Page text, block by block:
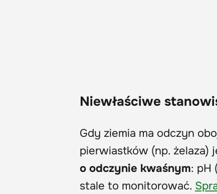
Niewłaściwe
Gdy ziemia ma odczyn
pierwiastków (np. żelaza)
o odczynie kwaśnym: pH
stale to monitorować.